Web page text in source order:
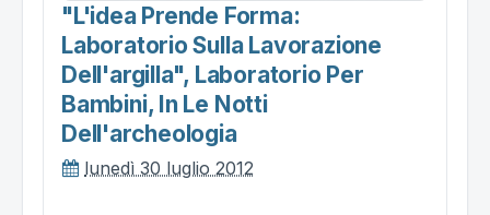
"l'idea Prende Forma:
Laboratorio Sulla Lavorazione
Dell'argilla", Laboratorio Per
Bambini, In Le Notti
Dell'archeologia
lunedì 30 luglio 2012